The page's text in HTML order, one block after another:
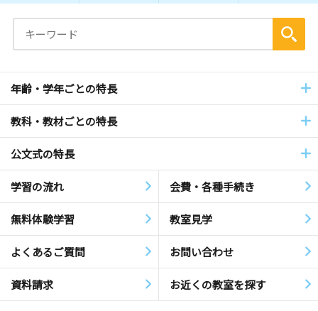
年齢・学年ごとの特長
教科・教材ごとの特長
公文式の特長
学習の流れ 会費・各種手続き
無料体験学習 教室見学
よくあるご質問 お問い合わせ
資料請求 お近くの教室を探す